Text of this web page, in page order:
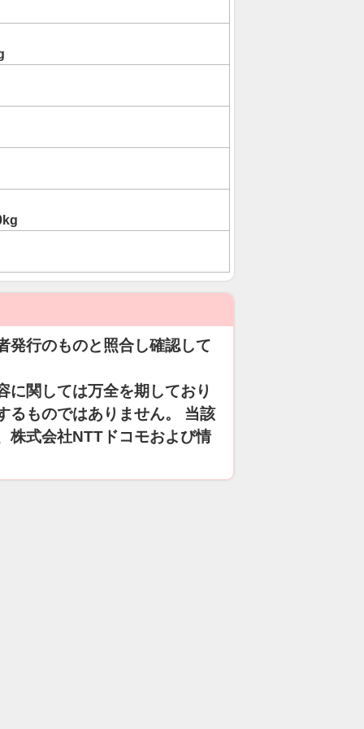
発行のものと照合し確認して
に関しては万全を期しており
るものではありません。 当該
株式会社NTTドコモおよび情